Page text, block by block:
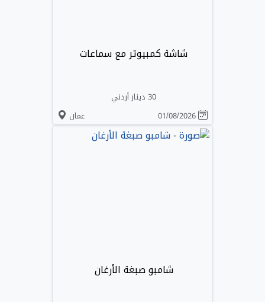
شاشة كمبيوتر مع سماعات
30 دينار أردني
عمان
شامبو صبغة الأرغان